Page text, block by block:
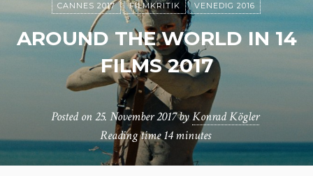
CANNES 2017 FILMKRITIK VENEDIG 2016
AROUND THE WORLD IN 14
FILMS 2017
Posted on25. November 2017byKonrad Kögler
Reading time14 minutes